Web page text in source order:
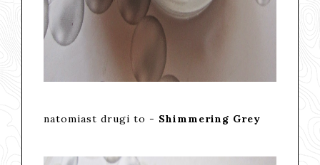
natomiast drugi to - Shimmering Grey